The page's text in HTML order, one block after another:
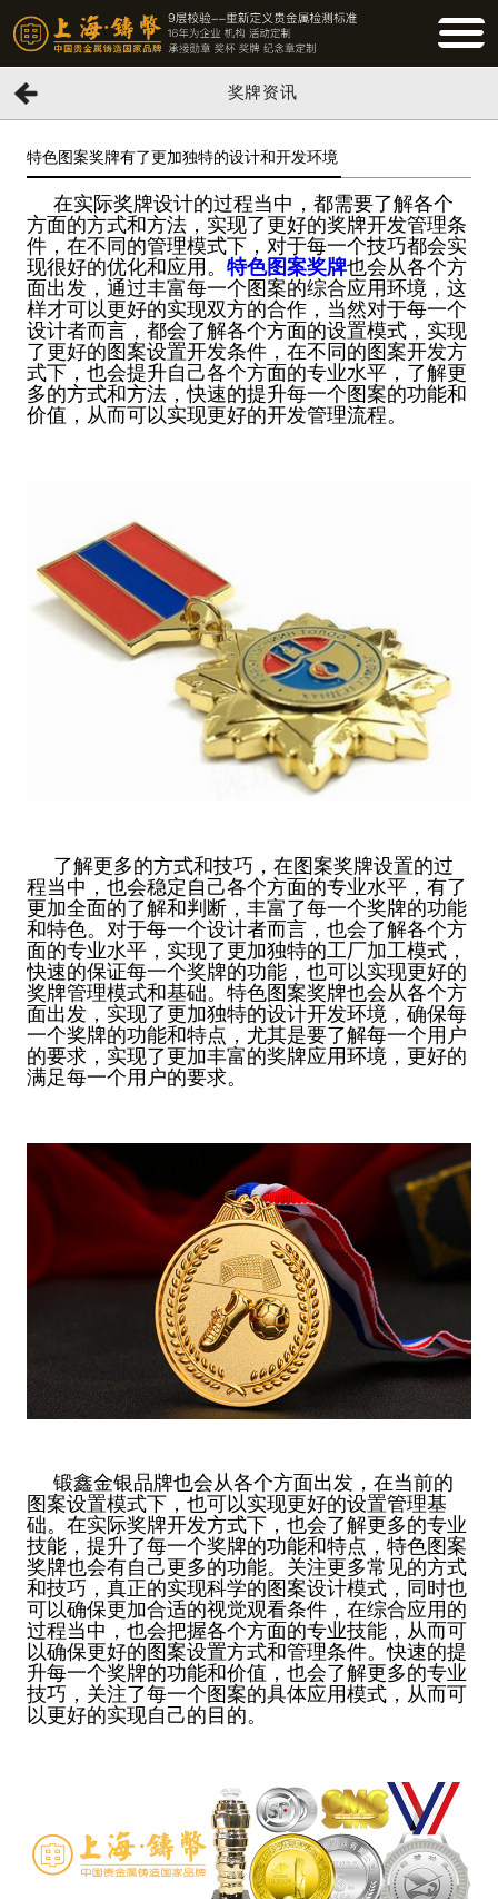
奖牌资讯
特色图案奖牌有了更加独特的设计和开发环境
在实际奖牌设计的过程当中，都需要了解各个
方面的方式和方法，实现了更好的奖牌开发管理条
件，在不同的管理模式下，对于每一个技巧都会实
现很好的优化和应用。 特色图案奖牌也会从各个方
面出发，通过丰富每一个图案的综合应用环境，这
样才可以更好的实现双方的合作，当然对于每一个
设计者而言，都会了解各个方面的设置模式，实现
了更好的图案设置开发条件，在不同的图案开发方
式下，也会提升自己各个方面的专业水平，了解更
多的方式和方法，快速的提升每一个图案的功能和
价值，从而可以实现更好的开发管理流程。
了解更多的方式和技巧，在图案奖牌设置的过
程当中，也会稳定自己各个方面的专业水平，有了
更加全面的了解和判断，丰富了每一个奖牌的功能
和特色。对于每一个设计者而言，也会了解各个方
面的专业水平，实现了更加独特的工厂加工模式，
快速的保证每一个奖牌的功能，也可以实现更好的
奖牌管理模式和基础。特色图案奖牌也会从各个方
面出发，实现了更加独特的设计开发环境，确保每
一个奖牌的功能和特点，尤其是要了解每一个用户
的要求，实现了更加丰富的奖牌应用环境，更好的
满足每一个用户的要求。
锻鑫金银品牌也会从各个方面出发，在当前的
图案设置模式下，也可以实现更好的设置管理基
础。在实际奖牌开发方式下，也会了解更多的专业
技能，提升了每一个奖牌的功能和特点，特色图案
奖牌也会有自己更多的功能。关注更多常见的方式
和技巧，真正的实现科学的图案设计模式，同时也
可以确保更加合适的视觉观看条件，在综合应用的
过程当中，也会把握各个方面的专业技能，从而可
以确保更好的图案设置方式和管理条件。快速的提
升每一个奖牌的功能和价值，也会了解更多的专业
技巧，关注了每一个图案的具体应用模式，从而可
以更好的实现自己的目的。